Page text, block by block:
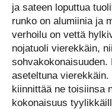
ja sateen loputtua
runko on alumiinia ja
verhoilu on vettä
nojatuoli vierekkäin,
aseteltuna
kiinnittää ne toisiinsa
kokonaisuus